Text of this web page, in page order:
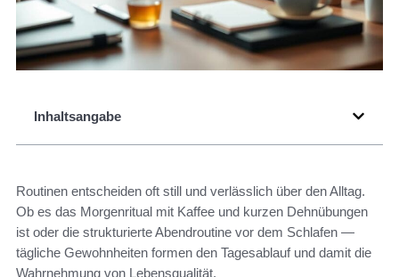
Inhaltsangabe
Routinen entscheiden oft still und verlässlich über den Alltag.
Ob es das Morgenritual mit Kaffee und kurzen Dehnübungen
ist oder die strukturierte Abendroutine vor dem Schlafen —
tägliche Gewohnheiten formen den Tagesablauf und damit die
Wahrnehmung von Lebensqualität.